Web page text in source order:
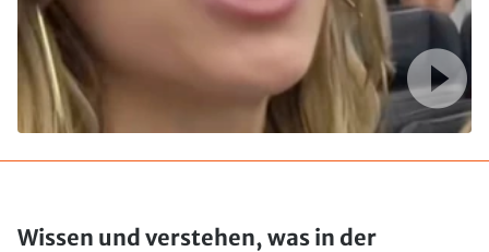
Wissen und verstehen, was in der